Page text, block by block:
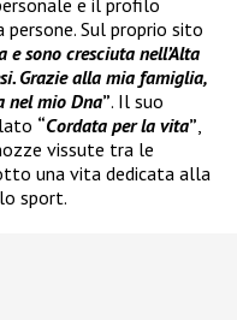
e il profilo
Sul proprio sito
e sono cresciuta nell’Alta
Grazie alla mia famiglia,
nel mio Dna”. Il suo
“Cordata per la vita”,
vissute tra le
una vita dedicata alla
sport.